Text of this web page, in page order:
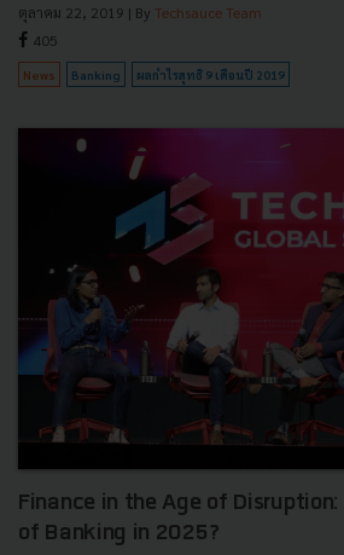
ตุลาคม 22, 2019 | By Techsauce Team
405
News Banking ผลกำไรสุทธิ 9 เดือนปี 2019
Finance in the Age of Disruption:
of Banking in 2025?